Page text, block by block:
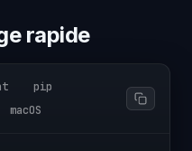
rapide
pip
macOS